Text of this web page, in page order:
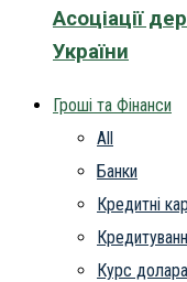
Асоціації
України
Гроші та Фінанси
All
Банки
Кредитні
Курс долара